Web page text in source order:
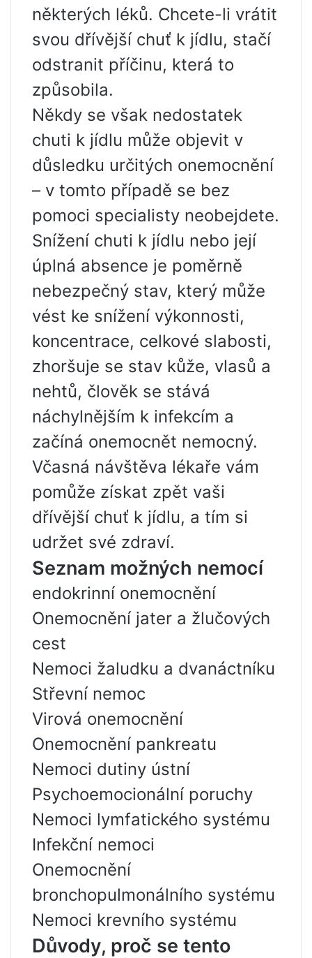
některých léků. Chcete-li vrátit
svou dřívější chuť k jídlu, stačí
odstranit příčinu, která to
způsobila.
Někdy se však nedostatek
chuti k jídlu může objevit v
důsledku určitých onemocnění
– v tomto případě se bez
pomoci specialisty neobejdete.
Snížení chuti k jídlu nebo její
úplná absence je poměrně
nebezpečný stav, který může
vést ke snížení výkonnosti,
koncentrace, celkové slabosti,
zhoršuje se stav kůže, vlasů a
nehtů, člověk se stává
náchylnějším k infekcím a
začíná onemocnět nemocný.
Včasná návštěva lékaře vám
pomůže získat zpět vaši
dřívější chuť k jídlu, a tím si
udržet své zdraví.
Seznam možných nemocí
endokrinní onemocnění
Onemocnění jater a žlučových
cest
Nemoci žaludku a dvanáctníku
Střevní nemoc
Virová onemocnění
Onemocnění pankreatu
Nemoci dutiny ústní
Psychoemocionální poruchy
Nemoci lymfatického systému
Infekční nemoci
Onemocnění
bronchopulmonálního systému
Nemoci krevního systému
Důvody, proč se tento